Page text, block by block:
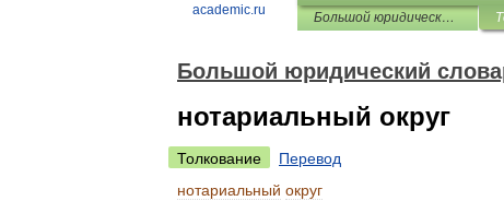
academic.ru Большой юридический словарь
Большой юридический
нотариальный округ
Толкование
Перевод
нотариальный округ